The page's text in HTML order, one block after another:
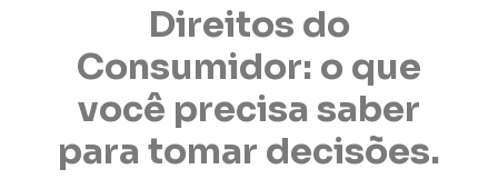
Direitos do
Consumidor: o que
você precisa saber
para tomar decisões.